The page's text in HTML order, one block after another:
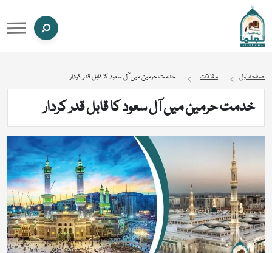
صفحہ اول مقالات خدمت حرمین میں آل سعود کا قابل قدر کردار
خدمت حرمین میں آل سعود کا قابل قدر کردار